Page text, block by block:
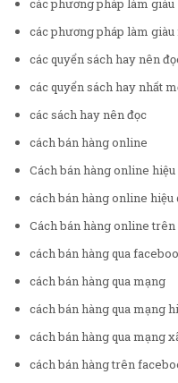
các phương pháp làm giàu
các phương pháp làm giàu
các quyển sách hay nên
các quyển sách hay nhất
các sách hay nên đọc
cách bán hàng online
Cách bán hàng online hiệu
cách bán hàng online hiệu
Cách bán hàng online
cách bán hàng qua
cách bán hàng qua mạng
cách bán hàng qua mạng
cách bán hàng qua mạng
cách bán hàng trên